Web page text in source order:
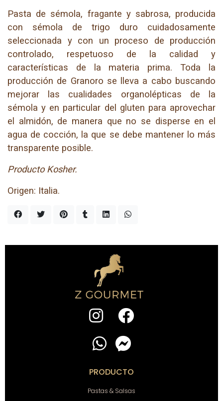
Pasta de sémola, fragante y sabrosa, producida
con sémola de trigo duro cuidadosamente
seleccionada y con un proceso de producción
controlado, respetuoso de la calidad y
características de la materia prima. Toda la
producción de Granoro se lleva a cabo buscando
mejorar las cualidades organolépticas de la
sémola y en particular del gluten para aprovechar
el almidón, de manera que no se disperse en el
agua de cocción, la que se debe mantener lo más
transparente posible.
Producto Kosher.
Origen: Italia.
PRODUCTO
Pastas & Salsas